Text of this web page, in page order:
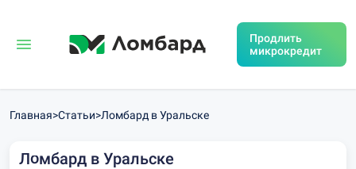
Продлить
микрокредит
Главная>Статьи>Ломбард в Уральске
Ломбард в Уральске